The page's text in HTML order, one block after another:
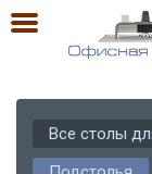
Все столы